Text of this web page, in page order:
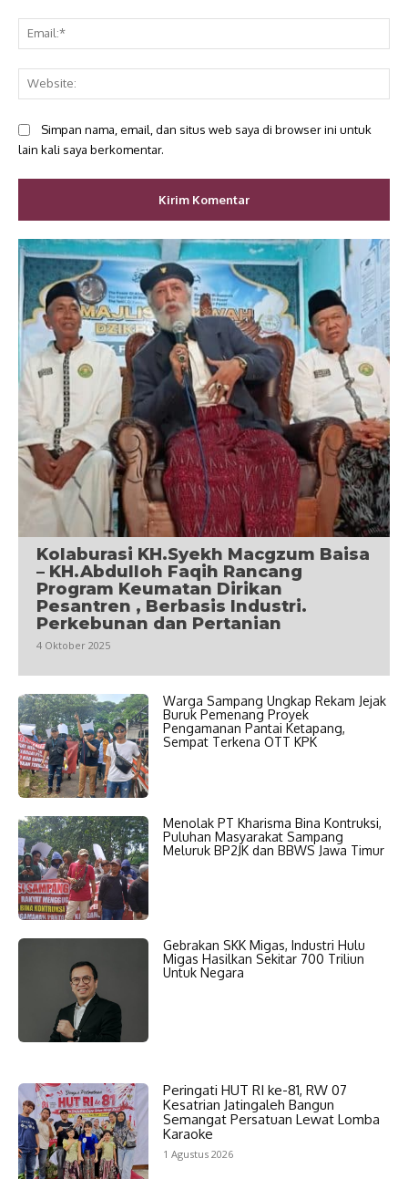
Simpan nama, email, dan situs web saya di browser ini untuk
lain kali saya berkomentar.
Kolaburasi KH.Syekh Macgzum Baisa
– KH.Abdulloh Faqih Rancang
Program Keumatan Dirikan
Pesantren , Berbasis Industri.
Perkebunan dan Pertanian
4 Oktober 2025
Warga Sampang Ungkap Rekam Jejak
Buruk Pemenang Proyek
Pengamanan Pantai Ketapang,
Sempat Terkena OTT KPK
Menolak PT Kharisma Bina Kontruksi,
Puluhan Masyarakat Sampang
Meluruk BP2JK dan BBWS Jawa Timur
Gebrakan SKK Migas, Industri Hulu
Migas Hasilkan Sekitar 700 Triliun
Untuk Negara
Peringati HUT RI ke-81, RW 07
Kesatrian Jatingaleh Bangun
Semangat Persatuan Lewat Lomba
Karaoke
1 Agustus 2026